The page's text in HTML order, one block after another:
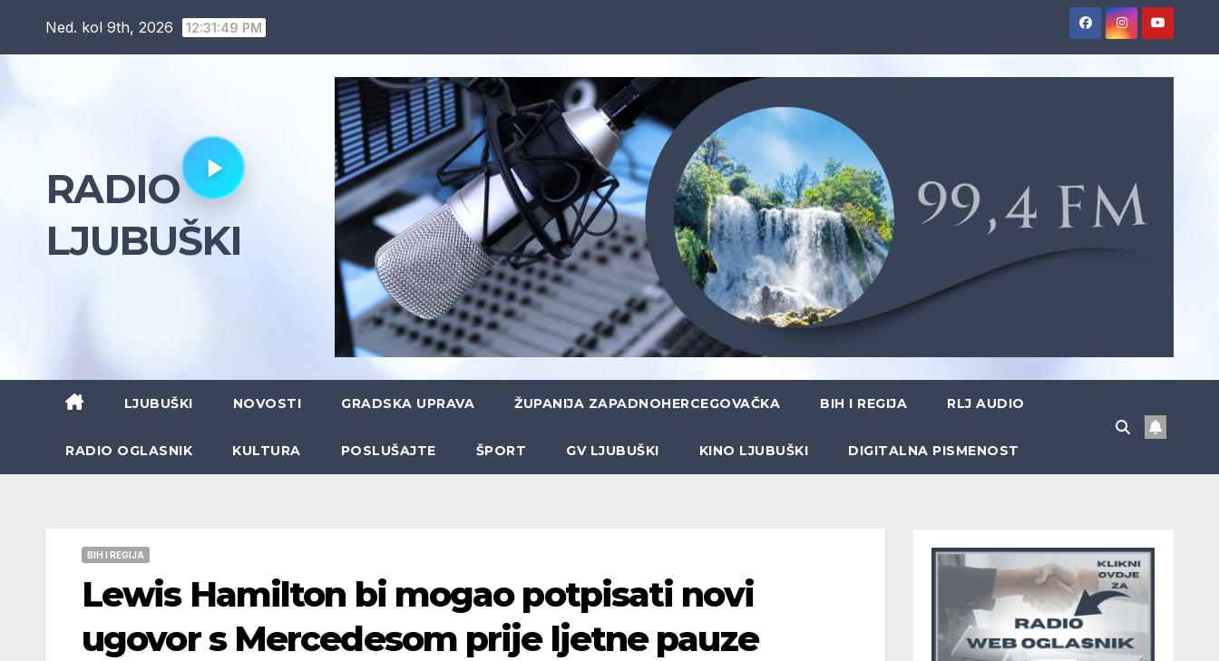
Ned. kol 9th, 2026 12:31:50 PM
RADIO
LJUBUŠKI
LJUBUŠKI NOVOSTI GRADSKA UPRAVA ŽUPANIJA ZAPADNOHERCEGOVAČKA BIH I REGIJA RLJ AUDIO
RADIO OGLASNIK KULTURA POSLUŠAJTE ŠPORT GV LJUBUŠKI KINO LJUBUŠKI DIGITALNA PISMENOST
BIH I REGIJA
Lewis Hamilton bi mogao potpisati novi
ugovor s Mercedesom prije ljetne pauze